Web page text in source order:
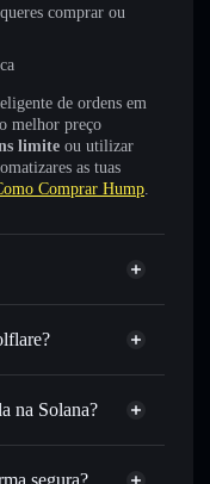
comprar ou
de ordens em
melhor preço
limite ou utilizar
as tuas
Comprar Hump.
por SOL,
para obteres o
na Solana?
de Privacidade
segura?